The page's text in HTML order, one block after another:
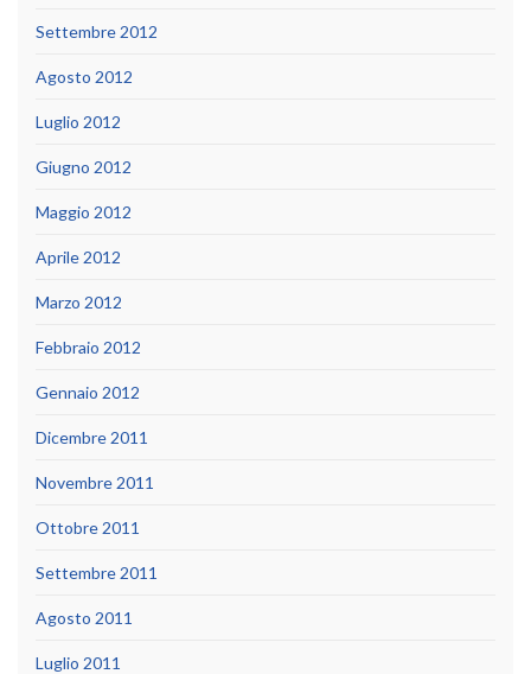
Settembre 2012
Agosto 2012
Luglio 2012
Giugno 2012
Maggio 2012
Aprile 2012
Marzo 2012
Febbraio 2012
Gennaio 2012
Dicembre 2011
Novembre 2011
Ottobre 2011
Settembre 2011
Agosto 2011
Luglio 2011